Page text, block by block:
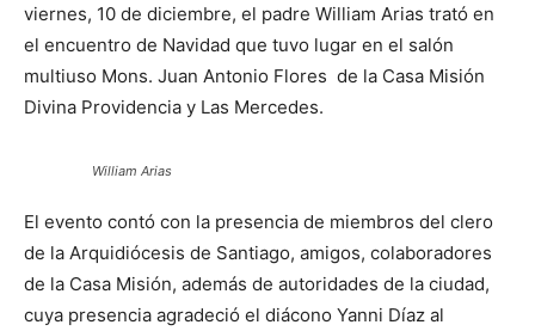
viernes, 10 de diciembre, el padre William Arias trató en
el encuentro de Navidad que tuvo lugar en el salón
multiuso Mons. Juan Antonio Flores de la Casa Misión
Divina Providencia y Las Mercedes.
William Arias
El evento contó con la presencia de miembros del clero
de la Arquidiócesis de Santiago, amigos, colaboradores
de la Casa Misión, además de autoridades de la ciudad,
cuya presencia agradeció el diácono Yanni Díaz al